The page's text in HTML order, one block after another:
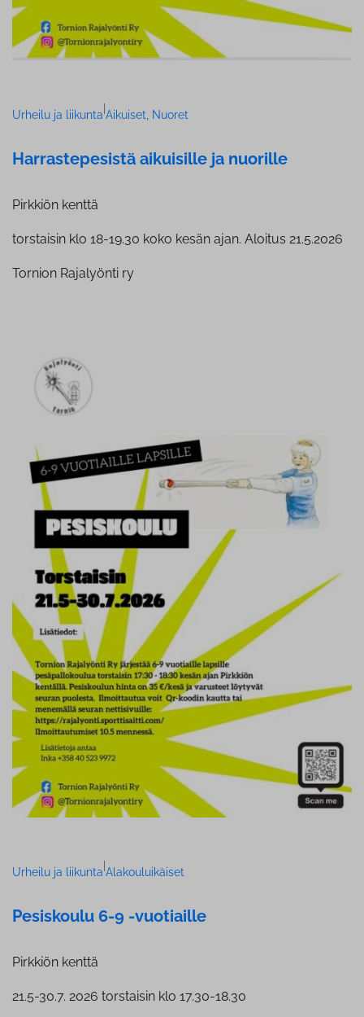
Urheilu ja liikunta Aikuiset, Nuoret
Har­ras­te­pe­sis­tä aikuisille ja nuorille
Pirkkiön kenttä
torstaisin klo 18-19.30 koko kesän ajan. Aloitus 21.5.2026
Tornion Rajalyönti ry
Urheilu ja liikunta Alakouluikäiset
Pesiskoulu 6-9 -vuotiaille
Pirkkiön kenttä
21.5-30.7. 2026 torstaisin klo 17.30-18.30